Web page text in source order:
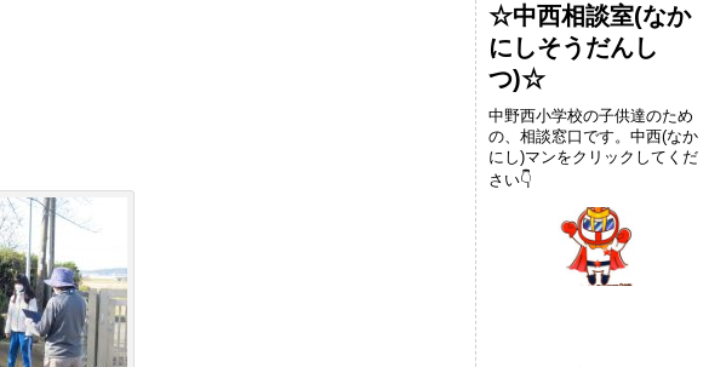
☆中西相談室(なか
にしそうだんし
つ)☆
中野西小学校の子供達のため
の、相談窓口です。中西(なか
にし)マンをクリックしてくだ
さい👇